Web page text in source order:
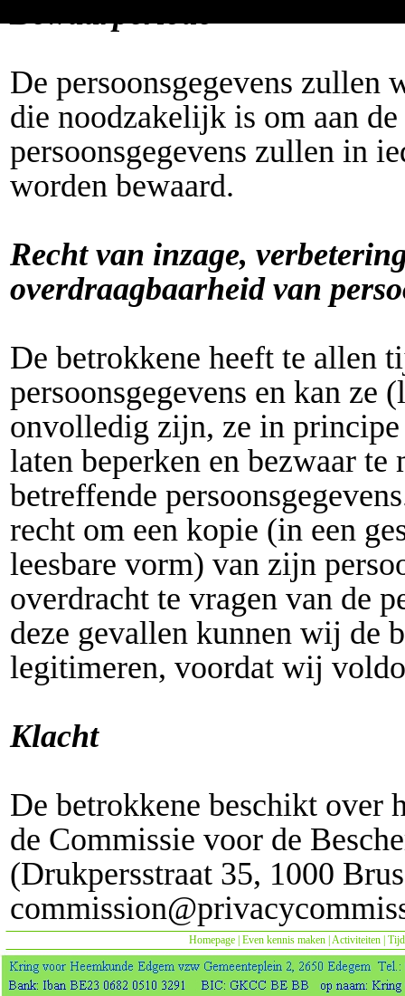
Bewaarperiode
De persoonsgegevens zullen
die noodzakelijk is om aan
persoonsgegevens zullen in
worden bewaard.
Recht van inzage,
overdraagbaarheid van
De betrokkene heeft te allen
persoonsgegevens en kan
onvolledig zijn, ze in
laten beperken en bezwaar
betreffende
recht om een kopie (in een
leesbare vorm) van zijn
overdracht te vragen van de
deze gevallen kunnen wij de
legitimeren, voordat wij
Klacht
De betrokkene beschikt over
de Commissie voor de
(Drukpersstraat 35, 1000
Homepage Even kennis maken Activiteiten